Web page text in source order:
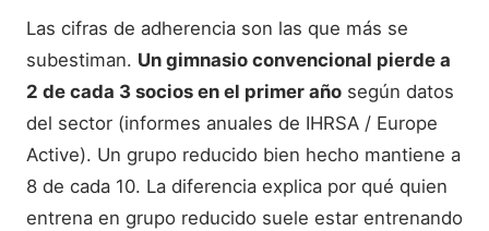
Las cifras de adherencia son las que más se
subestiman. Un gimnasio convencional pierde a
2 de cada 3 socios en el primer año según datos
del sector (informes anuales de IHRSA / Europe
Active). Un grupo reducido bien hecho mantiene a
8 de cada 10. La diferencia explica por qué quien
entrena en grupo reducido suele estar entrenando